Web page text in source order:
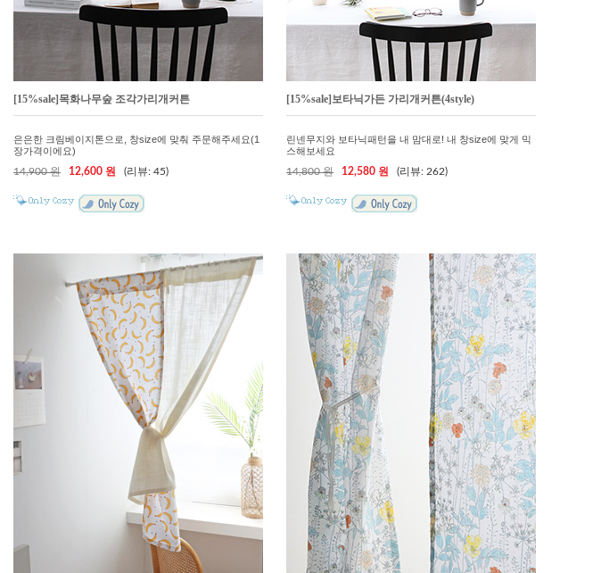
[15%sale]목화나무숲 조각가리개커튼
은은한 크림베이지톤으로, 창size에 맞춰 주문해주세요(1
장가격이에요)
14,900 원
12,600 원 (리뷰: 45)
[15%sale]보타닉가든 가리개커튼(4style)
린넨무지와 보타닉패턴을 내 맘대로! 내 창size에 맞게 믹
스해보세요
14,800 원
12,580 원 (리뷰: 262)